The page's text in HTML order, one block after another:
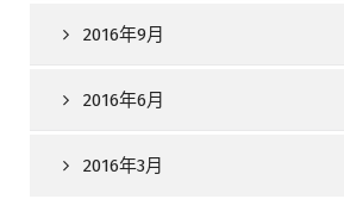
2016年9月
2016年6月
2016年3月